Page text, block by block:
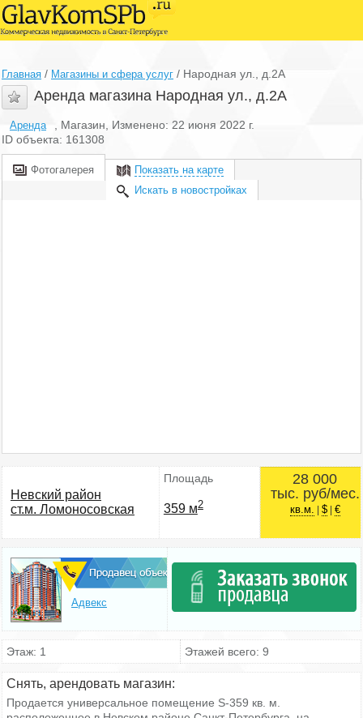
Главная / Магазины и сфера услуг / Народная ул., д.2А
Аренда магазина Народная ул., д.2А
Аренда
, Магазин, Изменено: 22 июня 2022 г.
ID объекта: 161308
Фотогалерея
Показать на карте
Искать в новостройках
Невский район
ст.м. Ломоносовская
Площадь
359 м2
28 000
тыс. руб/мес.
кв.м. $| €
Адвекс
Этаж: 1 Этажей всего: 9
Снять, арендовать магазин:
Продается универсальное помещение S-359 кв. м.